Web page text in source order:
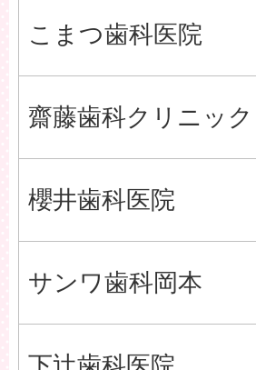
こまつ歯科医院
齋藤歯科クリニック
櫻井歯科医院
サンワ歯科岡本